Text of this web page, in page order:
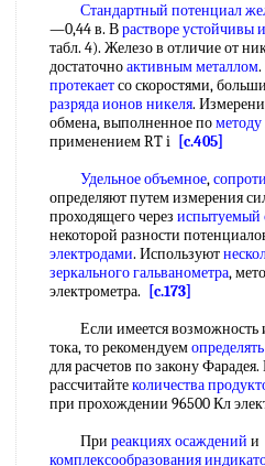
Стандартный потенциал
—0,44 в. Врастворе устойчивы
табл. 4). Железо в отличие от
достаточноактивным металлом.
протекаетсо скоростями,
разряда ионов никеля.
обмена, выполненное по
применением RT i [c.405]
Удельное объемное,
определяют путем измерения
проходящего через испытуемый
некоторой разности
электродами. Используют
зеркального гальванометра,
электрометра.
[c.173]
Если имеется возможность
тока, то рекомендуем
для расчетов по закону
рассчитайтеколичества
при прохождении 96500 Кл
При реакциях осаждений и
комплексообразования